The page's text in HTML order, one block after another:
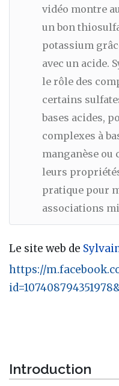
vidéo montre
un bon
potassium
avec un acide.
le rôle des
certains
bases acides,
complexes à
manganèse ou
leurs
pratique pour
associations
Le site web de
https://
Introduction